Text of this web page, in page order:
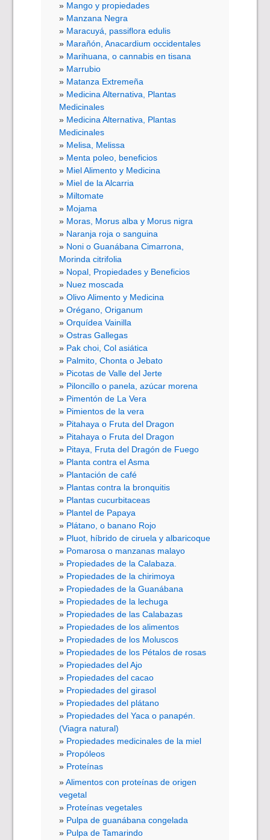
Mango y propiedades
Manzana Negra
Maracuyá, passiflora edulis
Marañón, Anacardium occidentales
Marihuana, o cannabis en tisana
Marrubio
Matanza Extremeña
Medicina Alternativa, Plantas
Medicinales
Medicina Alternativa, Plantas
Medicinales
Melisa, Melissa
Menta poleo, beneficios
Miel Alimento y Medicina
Miel de la Alcarria
Miltomate
Mojama
Moras, Morus alba y Morus nigra
Naranja roja o sanguina
Noni o Guanábana Cimarrona,
Morinda citrifolia
Nopal, Propiedades y Beneficios
Nuez moscada
Olivo Alimento y Medicina
Orégano, Origanum
Orquídea Vainilla
Ostras Gallegas
Pak choi, Col asiática
Palmito, Chonta o Jebato
Picotas de Valle del Jerte
Piloncillo o panela, azúcar morena
Pimentón de La Vera
Pimientos de la vera
Pitahaya o Fruta del Dragon
Pitahaya o Fruta del Dragon
Pitaya, Fruta del Dragón de Fuego
Planta contra el Asma
Plantación de café
Plantas contra la bronquitis
Plantas cucurbitaceas
Plantel de Papaya
Plátano, o banano Rojo
Pluot, híbrido de ciruela y albaricoque
Pomarosa o manzanas malayo
Propiedades de la Calabaza.
Propiedades de la chirimoya
Propiedades de la Guanábana
Propiedades de la lechuga
Propiedades de las Calabazas
Propiedades de los alimentos
Propiedades de los Moluscos
Propiedades de los Pétalos de rosas
Propiedades del Ajo
Propiedades del cacao
Propiedades del girasol
Propiedades del plátano
Propiedades del Yaca o panapén.
(Viagra natural)
Propiedades medicinales de la miel
Propóleos
Proteínas
Alimentos con proteínas de origen
vegetal
Proteínas vegetales
Pulpa de guanábana congelada
Pulpa de Tamarindo